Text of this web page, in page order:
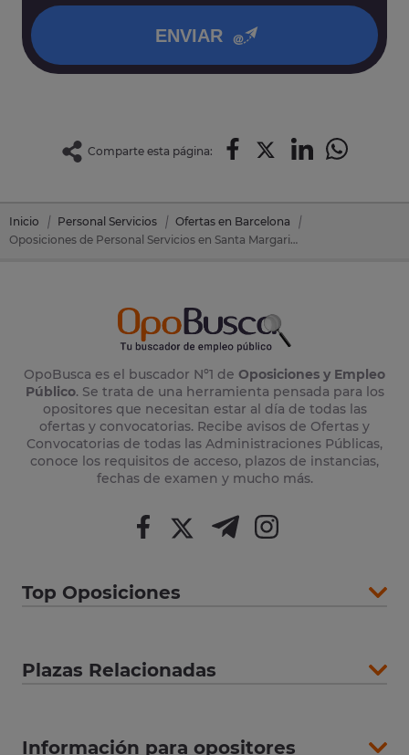
ENVIAR
Comparte esta página:
Inicio Personal Servicios
Ofertas en Barcelona
Oposiciones de Personal Servicios en Santa Margarida De Montbui (Barcelona)
OpoBusca es el buscador Nº1 de Oposiciones y Empleo
Público. Se trata de una herramienta pensada para los
opositores que necesitan estar al día de todas las
ofertas y convocatorias. Recibe avisos de Ofertas y
Convocatorias de todas las Administraciones Públicas,
conoce los requisitos de acceso, plazos de instancias,
fechas de examen y mucho más.
Top Oposiciones
Plazas Relacionadas
Información para opositores